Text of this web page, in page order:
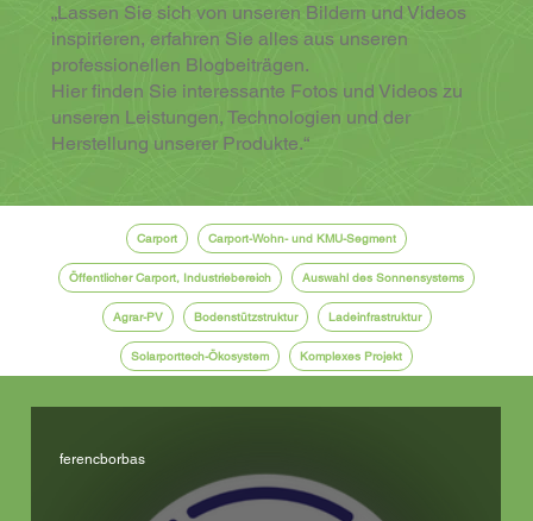
Carport Carport-Wohn- und KMU-Segment
Öffentlicher Carport, Industriebereich Auswahl des Sonnensystems
Agrar-PV Bodenstützstruktur Ladeinfrastruktur
Solarporttech-Ökosystem Komplexes Projekt
„Lassen Sie sich von unseren Bildern und Videos
inspirieren, erfahren Sie alles aus unseren
professionellen Blogbeiträgen.
Hier finden Sie interessante Fotos und Videos zu
unseren Leistungen, Technologien und der
Herstellung unserer Produkte.“
ferencborbas